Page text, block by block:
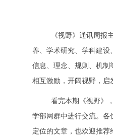
《视野》通讯周报
养、学术研究、学科建
信息、理念、规则、机制
相互激励，开阔视野，启
看完本期《视野》
学部网群中进行交流。各
定位的文章，也欢迎推